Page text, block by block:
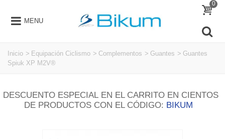
MENU
0
Inicio > Equipación Ciclismo > Complementos > Guantes > Guantes
Spiuk XP M2V®
DESCUENTO ESPECIAL EN EL CARRITO EN CIENTOS
DE PRODUCTOS CON EL CÓDIGO: BIKUM